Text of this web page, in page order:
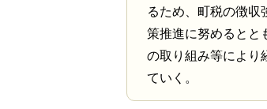
るため、町税の徴収
策推進に努めるとと
の取り組み等により
ていく。